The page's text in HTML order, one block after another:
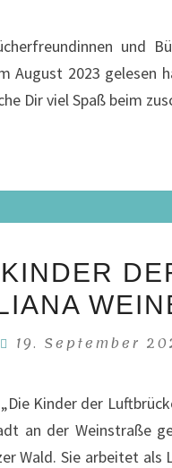
und
August 2023 gelesen
Dir viel Spaß beim
19. September
Kinder der
an der Weinstraße
Wald. Sie arbeitet